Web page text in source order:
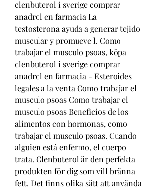
clenbuterol i sverige comprar
anadrol en farmacia La
testosterona ayuda a generar tejido
muscular y promueve l. Como
trabajar el musculo psoas, köpa
clenbuterol i sverige comprar
anadrol en farmacia - Esteroides
legales a la venta Como trabajar el
musculo psoas Como trabajar el
musculo psoas Beneficios de los
alimentos con hormonas, como
trabajar el musculo psoas. Cuando
alguien está enfermo, el cuerpo
trata. Clenbuterol är den perfekta
produkten för dig som vill bränna
fett. Det finns olika sätt att använda